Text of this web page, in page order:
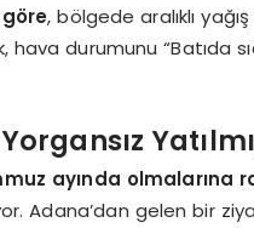
, bölgede aralıklı
hava durumunu “Batıda
ayında olmalarına
Adana’dan gelen bir